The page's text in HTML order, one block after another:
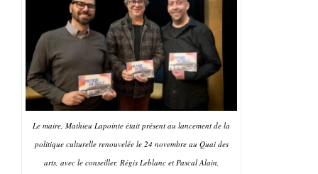
Le maire, Mathieu Lapointe était présent au lancement de la
politique culturelle renouvelée le 24 novembre au Quai des
arts, avec le conseiller, Régis Leblanc et Pascal Alain,